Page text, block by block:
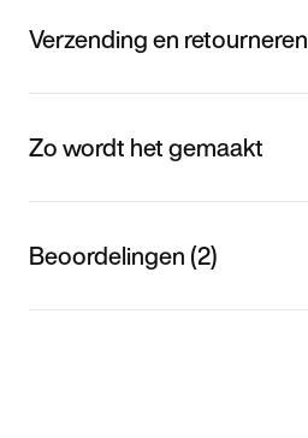
Verzending en retourneren
Zo wordt het gemaakt
Beoordelingen (2)